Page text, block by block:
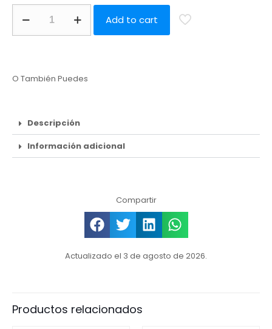
Add to cart
O También Puedes
Descripción
Información adicional
Compartir
Actualizado el 3 de agosto de 2026.
Productos relacionados